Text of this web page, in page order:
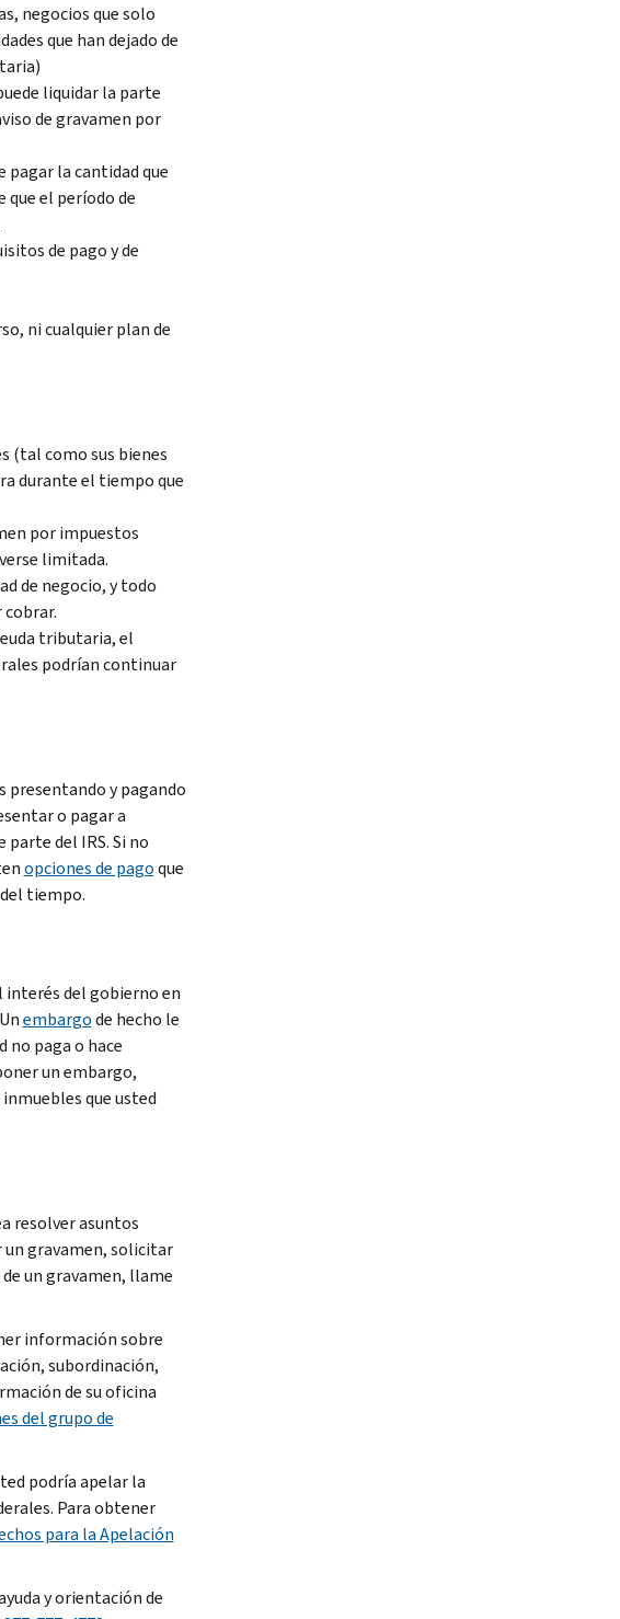
negocios que solo
que han dejado de
liquidar la parte
de gravamen por
pagar la cantidad que
que el período de
de pago y de
ni cualquier plan de
(tal como sus bienes
durante el tiempo que
por impuestos
limitada.
de negocio, y todo
tributaria, el
podrían continuar
presentando y pagando
o pagar a
del IRS. Si no
opciones de pagoque
tiempo.
interés del gobierno en
embargode hecho le
no paga o hace
un embargo,
que usted
resolver asuntos
un gravamen, solicitar
un gravamen, llame
información sobre
subordinación,
de su oficina
del grupo de
podría apelar la
Para obtener
para la Apelación
y orientación de